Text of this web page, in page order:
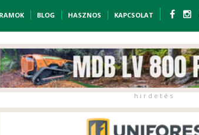
BLOG HASZNOS KAPCSOLAT
h i r d e t é s